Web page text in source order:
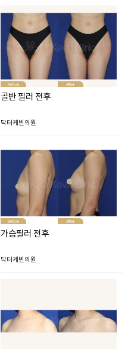
골반 필러 전후
닥터케빈의원
가슴필러 전후
닥터케빈의원